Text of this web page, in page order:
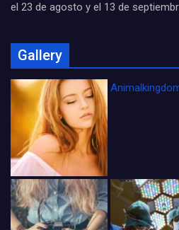
el 23 de agosto y el 13 de
Gallery